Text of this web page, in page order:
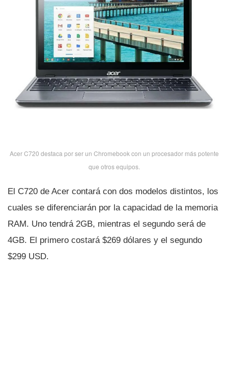
Acer C720 destaca por ser un Chromebook con un procesador más potente
que otros equipos.
El C720 de Acer contará con dos modelos distintos, los
cuales se diferenciarán por la capacidad de la memoria
RAM. Uno tendrá 2GB, mientras el segundo será de
4GB. El primero costará $269 dólares y el segundo
$299 USD.